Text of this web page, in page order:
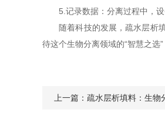
5.记录数据：分离过程中，设
随着科技的发展，疏水层析填
待这个生物分离领域的“智慧之选
上一篇： 疏水层析填料：生物